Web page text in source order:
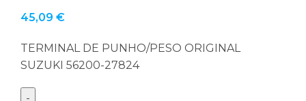
45,09 €
TERMINAL DE PUNHO/PESO ORIGINAL
SUZUKI 56200-27824